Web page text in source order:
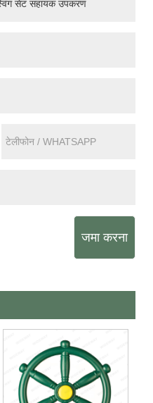
जमा करना